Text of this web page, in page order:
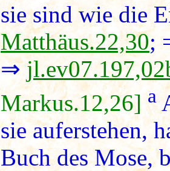
sie sind wie die
Matthäus.22,30;
⇒
Markus.12,26] a
sie auferstehen,
Buch des Mose,